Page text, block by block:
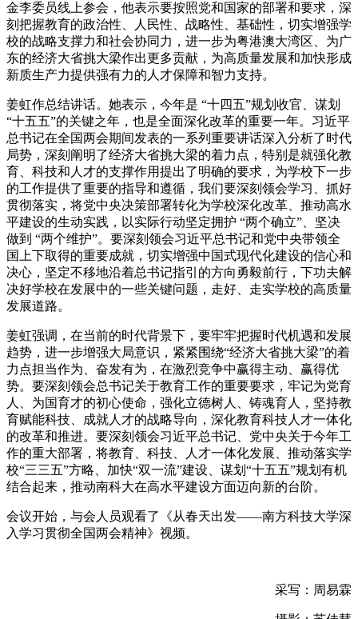
金李委员线上参会，他表示要按照党和国家的部署和要求，深
刻把握教育的政治性、人民性、战略性、基础性，切实增强学
校的战略支撑力和社会协同力，进一步为粤港澳大湾区、为广
东的经济大省挑大梁作出更多贡献，为高质量发展和加快形成
新质生产力提供强有力的人才保障和智力支持。
姜虹作总结讲话。她表示，今年是 “十四五”规划收官、谋划
“十五五”的关键之年，也是全面深化改革的重要一年。习近平
总书记在全国两会期间发表的一系列重要讲话深入分析了时代
局势，深刻阐明了经济大省挑大梁的着力点，特别是就强化教
育、科技和人才的支撑作用提出了明确的要求，为学校下一步
的工作提供了重要的指导和遵循，我们要深刻领会学习、抓好
贯彻落实，将党中央决策部署转化为学校深化改革、推动高水
平建设的生动实践，以实际行动坚定拥护 “两个确立”、坚决
做到 “两个维护”。要深刻领会习近平总书记和党中央带领全
国上下取得的重要成就，切实增强中国式现代化建设的信心和
决心，坚定不移地沿着总书记指引的方向勇毅前行，下功夫解
决好学校在发展中的一些关键问题，走好、走实学校的高质量
发展道路。
姜虹强调，在当前的时代背景下，要牢牢把握时代机遇和发展
趋势，进一步增强大局意识，紧紧围绕“经济大省挑大梁”的着
力点担当作为、奋发有为，在激烈竞争中赢得主动、赢得优
势。要深刻领会总书记关于教育工作的重要要求，牢记为党育
人、为国育才的初心使命，强化立德树人、铸魂育人，坚持教
育赋能科技、成就人才的战略导向，深化教育科技人才一体化
的改革和推进。要深刻领会习近平总书记、党中央关于今年工
作的重大部署，将教育、科技、人才一体化发展、推动落实学
校“三三五”方略、加快“双一流”建设、谋划“十五五”规划有机
结合起来，推动南科大在高水平建设方面迈向新的台阶。
会议开始，与会人员观看了《从春天出发——南方科技大学深
入学习贯彻全国两会精神》视频。
采写：周易霖